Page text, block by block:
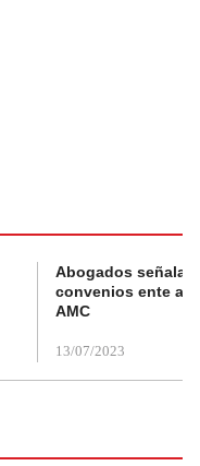
Abogados
convenios ente
AMC
13/07/2023